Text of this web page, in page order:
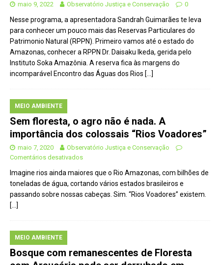
maio 9, 2022 Observatório Justiça e Conservação 0
Nesse programa, a apresentadora Sandrah Guimarães te leva
para conhecer um pouco mais das Reservas Particulares do
Patrimonio Natural (RPPN). Primeiro vamos até o estado do
Amazonas, conhecer a RPPN Dr. Daisaku Ikeda, gerida pelo
Instituto Soka Amazônia. A reserva fica às margens do
incomparável Encontro das Águas dos Rios […]
MEIO AMBIENTE
Sem floresta, o agro não é nada. A
importância dos colossais “Rios Voadores”
maio 7, 2020
Observatório Justiça e Conservação
Comentários desativados
Imagine rios ainda maiores que o Rio Amazonas, com bilhões de
toneladas de água, cortando vários estados brasileiros e
passando sobre nossas cabeças. Sim. “Rios Voadores” existem.
[…]
MEIO AMBIENTE
Bosque com remanescentes de Floresta